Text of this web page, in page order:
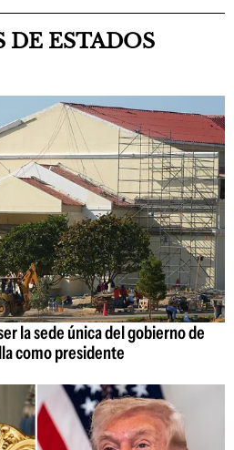
ESTADOS
la sede única del gobierno de
como presidente